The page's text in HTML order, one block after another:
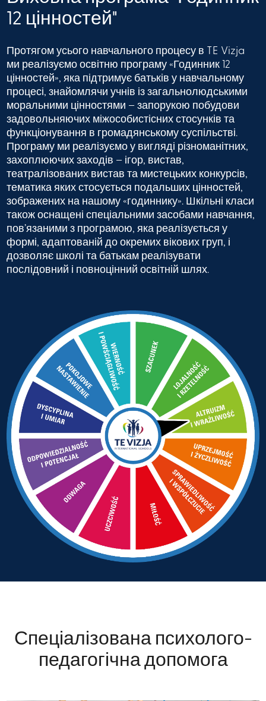
12 цінностей"
Протягом усього навчального процесу в TE Vizja
ми реалізуємо освітню програму «Годинник 12
цінностей», яка підтримує батьків у навчальному
процесі, знайомлячи учнів із загальнолюдськими
моральними цінностями – запорукою побудови
задовольняючих міжособистісних стосунків та
функціонування в громадянському суспільстві.
Програму ми реалізуємо у вигляді різноманітних,
захоплюючих заходів – ігор, вистав,
театралізованих вистав та мистецьких конкурсів,
тематика яких стосується подальших цінностей,
зображених на нашому «годиннику». Шкільні класи
також оснащені спеціальними засобами навчання,
пов’язаними з програмою, яка реалізується у
формі, адаптованій до окремих вікових груп, і
дозволяє школі та батькам реалізувати
послідовний і повноцінний освітній шлях.
Спеціалізована психолого-
педагогічна допомога